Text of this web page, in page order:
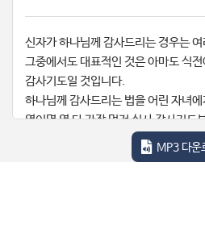
신자가 하나님께 감사드리는 경우는
그중에서도 대표적인 것은 아마도 식
감사기도일 것입니다.
하나님께 감사드리는 법을 어린 자녀
열이면 열 다 가장 먼저 식사 감사기도
그리고 적어도 신앙생활의 기본을 갖
잊어버리더라도 최소한 식사 시간의
MP3 다운